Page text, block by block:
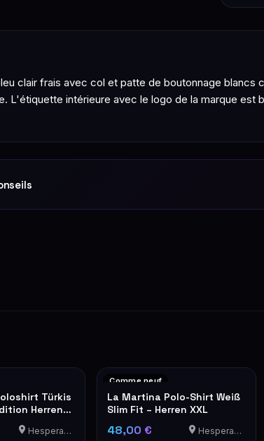
clair frais avec col et patte de boutonnage
L'étiquette intérieure avec le logo de la marque
Türkis
Herren
Hesperange
Comme neuf
La Martina Polo-Shirt Weiß
Slim Fit – Herren XXL
48,00 € Hesperange